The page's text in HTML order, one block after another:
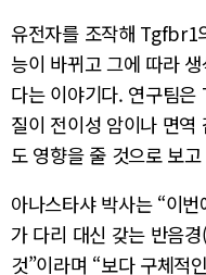
유전자를 조작해 Tgfbr1
능이 바뀌고 그에 따라
다는 이야기다. 연구팀
질이 전이성 암이나 면
도 영향을 줄 것으로 보
아나스타샤 박사는 “이
가 다리 대신 갖는 반음
것”이라며 “보다 구체적